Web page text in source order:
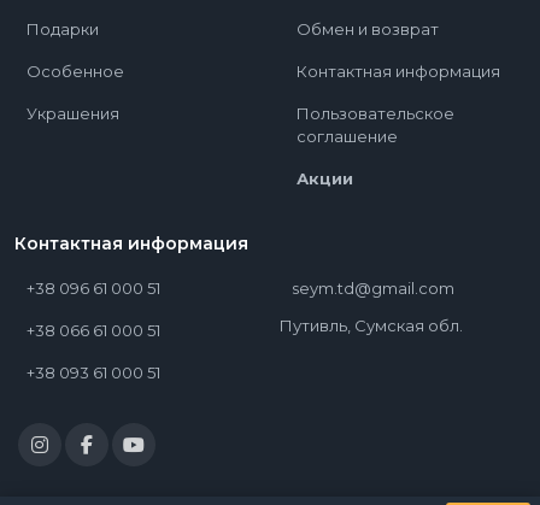
Подарки
Особенное
Украшения
Обмен и возврат
Контактная информация
Пользовательское
соглашение
Акции
Контактная информация
+38 096 61 000 51
+38 066 61 000 51
+38 093 61 000 51
seym.td@gmail.com
Путивль, Сумская обл.